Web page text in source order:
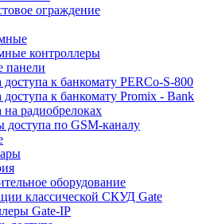
ограждение
контроллеры
панели
доступа к банкомату PERCo-S-800
доступа к банкомату Promix - Bank
на радиобрелоках
доступа по GSM-каналу
оборудование
классической СКУД Gate
Gate-IP